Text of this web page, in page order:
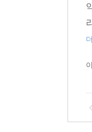
◆ 장
장
상
“세
대